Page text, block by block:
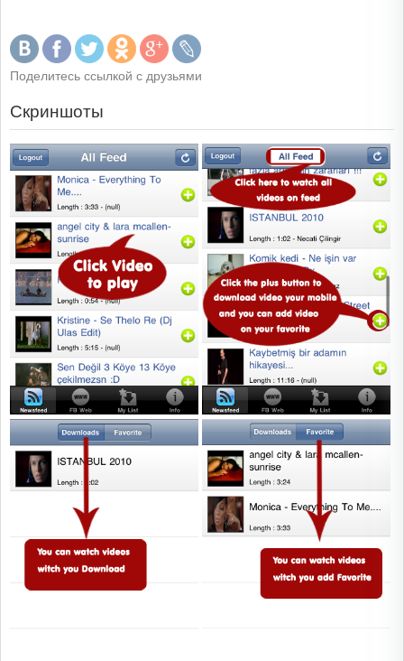
Поделитесь ссылкой с друзьями
Скриншоты